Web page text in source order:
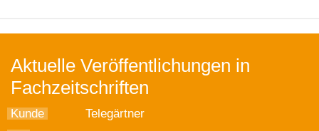
Aktuelle Veröffentlichungen in
Fachzeitschriften
Kunde
Telegärtner